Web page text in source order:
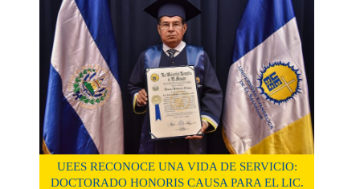
UEES RECONOCE UNA VIDA DE SERVICIO:
DOCTORADO HONORIS CAUSA PARA EL LIC.